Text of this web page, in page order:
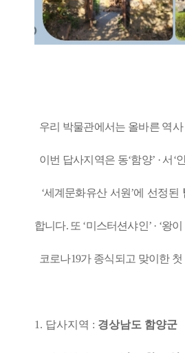
우리 박물관에서는 올바른 역
이번 답사지역은 동‘함양’ · 서 ‘
‘세계문화유산 서원’에 선정된
합니다. 또 ‘미스터션샤인 ’ · ‘왕이
코로나19가 종식되고 맞이한
1. 답사지역 : 경상남도 함양군